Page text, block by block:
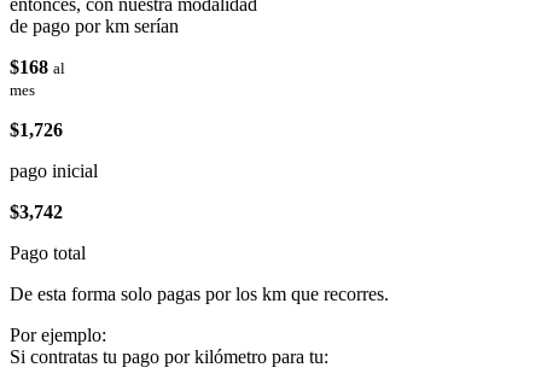
de pago por km serían
$168 al
mes
$1,726
pago inicial
$3,742
Pago total
De esta forma solo pagas por los km que recorres.
Por ejemplo:
Si contratas tu pago por kilómetro para tu: